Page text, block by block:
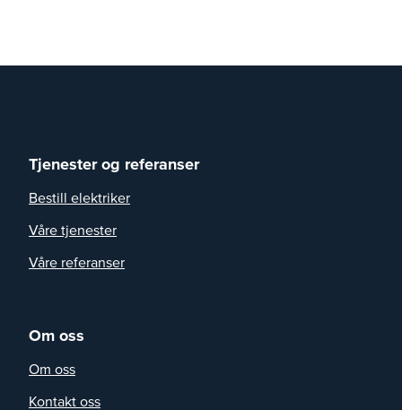
Tjenester og referanser
Bestill elektriker
Våre tjenester
Våre referanser
Om oss
Om oss
Kontakt oss